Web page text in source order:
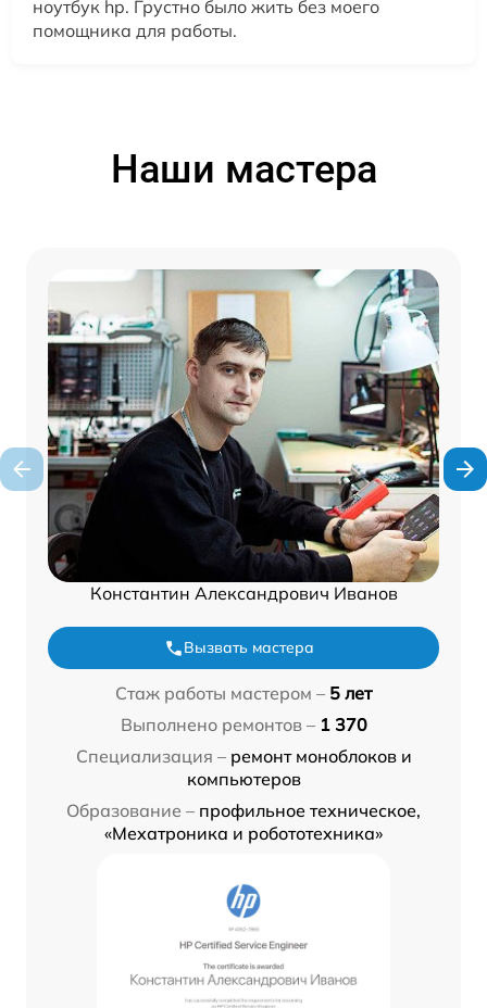
ноутбук hp. Грустно было жить без моего
помощника для работы.
Наши мастера
Константин Александрович Иванов
Вызвать мастера
Стаж работы мастером – 5 лет
Выполнено ремонтов – 1 370
Специализация – ремонт моноблоков и
компьютеров
Образование – профильное техническое,
«Мехатроника и робототехника»